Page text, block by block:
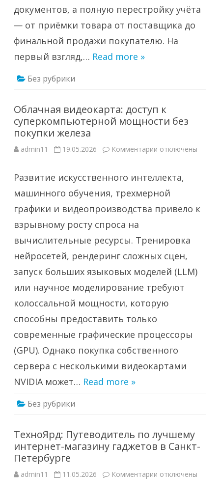
документов, а полную перестройку учёта
— от приёмки товара от поставщика до
финальной продажи покупателю. На
первый взгляд,… Read more »
Без рубрики
Облачная видеокарта: доступ к
суперкомпьютерной мощности без
покупки железа
admin11 19.05.2026 Комментарии к
доступ
к
мощности
покупки
железа
отключены
Развитие искусственного интеллекта,
машинного обучения, трехмерной
графики и видеопроизводства привело к
взрывному росту спроса на
вычислительные ресурсы. Тренировка
нейросетей, рендеринг сложных сцен,
запуск больших языковых моделей (LLM)
или научное моделирование требуют
колоссальной мощности, которую
способны предоставить только
современные графические процессоры
(GPU). Однако покупка собственного
сервера с несколькими видеокартами
NVIDIA может… Read more »
Без рубрики
ТехноЯрд: Путеводитель по лучшему
интернет-магазину гаджетов в Санкт-
Петербурге
admin11 11.05.2026 Комментарии котключены